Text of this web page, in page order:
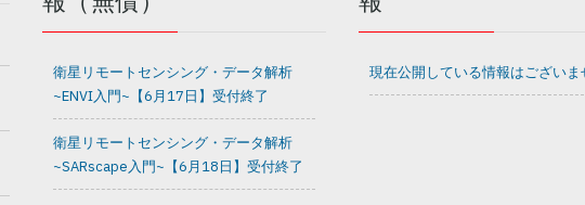
衛星リモートセンシング・データ解析
~ENVI入門~【6月17日】受付終了
衛星リモートセンシング・データ解析
~SARscape入門~【6月18日】受付終了
現在公開している情報はございま